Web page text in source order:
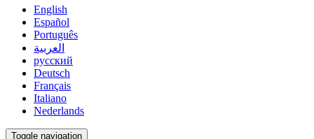
English
Español
Português
العربية
русский
Deutsch
Français
Italiano
Nederlands
Toggle navigation